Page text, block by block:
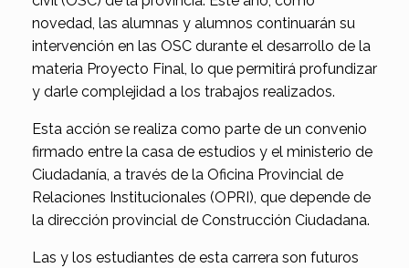
novedad, las alumnas y alumnos continuarán su
intervención en las OSC durante el desarrollo de la
materia Proyecto Final, lo que permitirá profundizar
y darle complejidad a los trabajos realizados.
Esta acción se realiza como parte de un convenio
firmado entre la casa de estudios y el ministerio de
Ciudadanía, a través de la Oficina Provincial de
Relaciones Institucionales (OPRI), que depende de
la dirección provincial de Construcción Ciudadana.
Las y los estudiantes de esta carrera son futuros